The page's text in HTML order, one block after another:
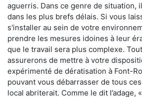
aguerris. Dans ce genre de situation,
dans les plus brefs délais. Si vous
s'installer au sein de votre
prendre les mesures idoines à leur
que le travail sera plus complexe.
assurerons de mettre à votre
expérimenté de dératisation à Font-
pouvant vous débarrasser de tous
local abriterait. Comme le dit l’adage,